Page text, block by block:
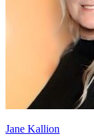
Jane Kallion